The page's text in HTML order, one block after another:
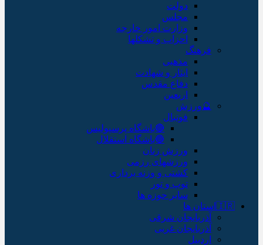
دولت
مجلس
وزارت امور خارجه
احزاب و تشکلها
فرهنگ
مذهبی
ایثار و شهادت
دفاع مقدس
اربعین
🔮ورزش
فوتبال
🔴باشگاه پرسپولیس
🔵باشگاه استقلال
ورزش زنان
ورزشهای رزمی
کشتی و وزنه برداری
توپ و تور
سایر حوزه ها
🇮🇷استان ها
آذربایجان شرقی
آذربایجان غربی
اردبیل